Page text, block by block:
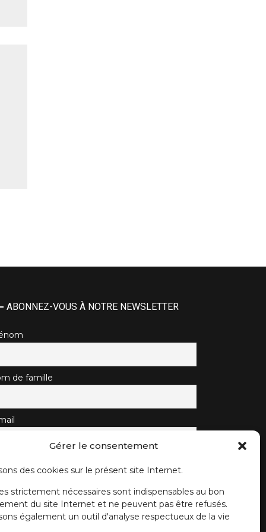
Gérer le consentement
des cookies sur le présent site Internet.
strictement nécessaires sont indispensables au bon
du site Internet et ne peuvent pas être refusés.
également un outil d'analyse respectueux de la vie
ABONNEZ-VOUS À NOTRE NEWSLETTER
de famille